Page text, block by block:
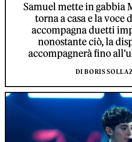
Samuel mette in gabbia
torna a casa e la voce
accompagna duetti
nonostante ciò, la
accompagnerà fino
DI BORIS